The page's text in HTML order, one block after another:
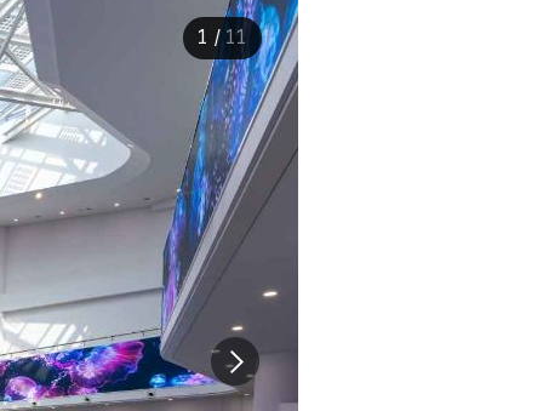
1 /11